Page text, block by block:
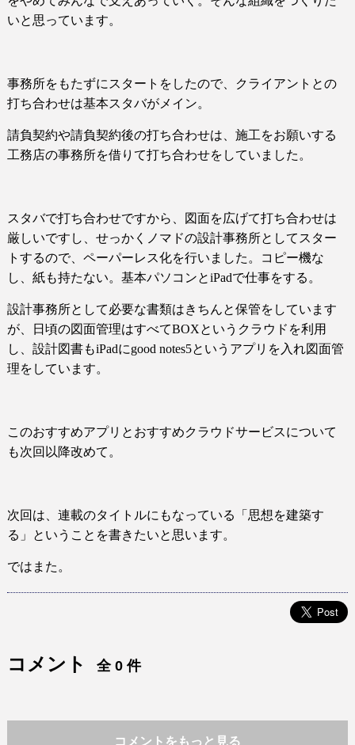
いと思っています。
事務所をもたずにスタートをしたので、クライアントとの
打ち合わせは基本スタバがメイン。
請負契約や請負契約後の打ち合わせは、施工をお願いする
工務店の事務所を借りて打ち合わせをしていました。
スタバで打ち合わせですから、図面を広げて打ち合わせは
厳しいですし、せっかくノマドの設計事務所としてスター
トするので、ペーパーレス化を行いました。コピー機な
し、紙も持たない。基本パソコンとiPadで仕事をする。
設計事務所として必要な書類はきちんと保管をしています
が、日頃の図面管理はすべてBOXというクラウドを利用
し、設計図書もiPadにgood notes5というアプリを入れ図面管
理をしています。
このおすすめアプリとおすすめクラウドサービスについて
も次回以降改めて。
次回は、連載のタイトルにもなっている「思想を建築す
る」ということを書きたいと思います。
ではまた。
コメント 全 0 件
コメントをもっと見る